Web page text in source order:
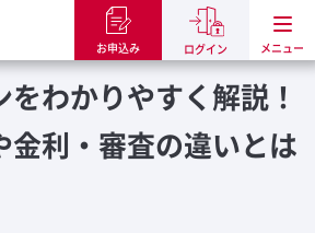
お申込み ログイン
役立ち記事 無担保ローンをわかりやすく解
わかりやすく解説！
金利・審査の違いとは